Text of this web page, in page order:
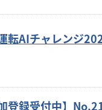
転AIチャレンジ
加登録受付中】